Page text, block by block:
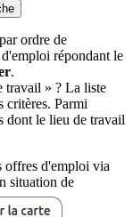
ordre de
répondant le
.
travail » ? La liste
critères. Parmi
dont le lieu de travail
offres d'emploi via
situation de